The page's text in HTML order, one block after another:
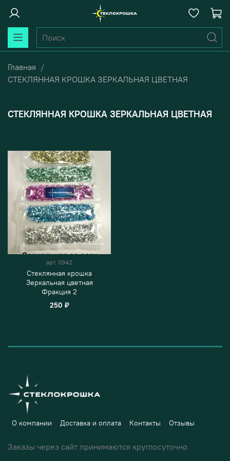
Главная
СТЕКЛЯННАЯ КРОШКА ЗЕРКАЛЬНАЯ ЦВЕТНАЯ
СТЕКЛЯННАЯ КРОШКА ЗЕРКАЛЬНАЯ ЦВЕТНАЯ
арт. 0342
Стеклянная крошка
Зеркальная цветная
Фракция 2
250 ₽
О компании Доставка и оплата Контакты Отзывы
Заказы через сайт принимаются круглосуточно